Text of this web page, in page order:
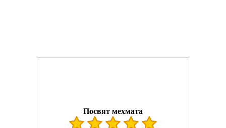
Посвят мехмата